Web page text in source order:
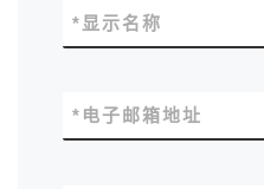
显示名称
*
电子邮箱地址
*